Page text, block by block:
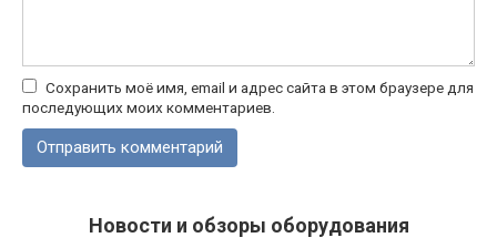
Сохранить моё имя, email и адрес сайта в этом браузере для
последующих моих комментариев.
Новости и обзоры оборудования